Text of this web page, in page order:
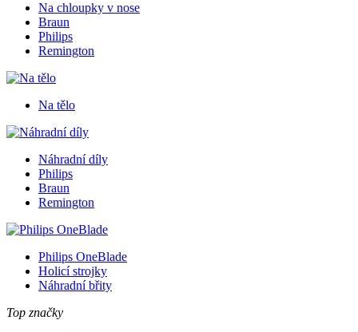
Na chloupky v nose
Braun
Philips
Remington
Na tělo
Náhradní díly
Philips
Braun
Remington
Philips OneBlade
Holicí strojky
Náhradní břity
Top značky